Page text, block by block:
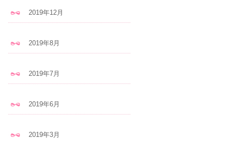
2019年12月
2019年8月
2019年7月
2019年6月
2019年3月